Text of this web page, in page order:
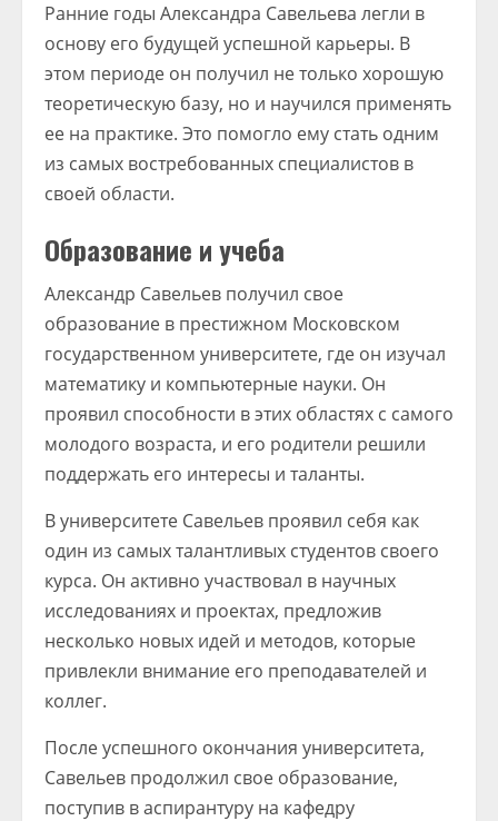
Ранние годы Александра Савельева легли в
основу его будущей успешной карьеры. В
этом периоде он получил не только хорошую
теоретическую базу, но и научился применять
ее на практике. Это помогло ему стать одним
из самых востребованных специалистов в
своей области.
Образование и учеба
Александр Савельев получил свое
образование в престижном Московском
государственном университете, где он изучал
математику и компьютерные науки. Он
проявил способности в этих областях с самого
молодого возраста, и его родители решили
поддержать его интересы и таланты.
В университете Савельев проявил себя как
один из самых талантливых студентов своего
курса. Он активно участвовал в научных
исследованиях и проектах, предложив
несколько новых идей и методов, которые
привлекли внимание его преподавателей и
коллег.
После успешного окончания университета,
Савельев продолжил свое образование,
поступив в аспирантуру на кафедру